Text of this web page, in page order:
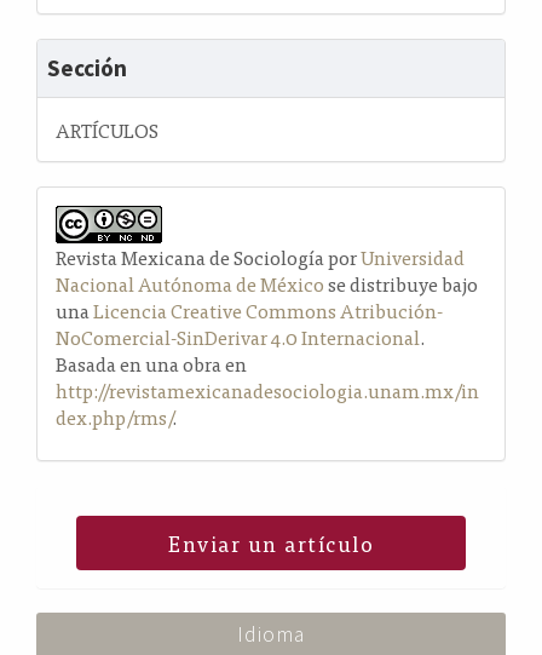
Sección
ARTÍCULOS
Revista Mexicana de Sociología porUniversidad
Nacional Autónoma de Méxicose distribuye bajo
unaLicencia Creative Commons Atribución-
NoComercial-SinDerivar 4.0 Internacional.
Basada en una obra en
http://revistamexicanadesociologia.unam.mx/in
dex.php/rms/.
Enviar un artículo
Idioma